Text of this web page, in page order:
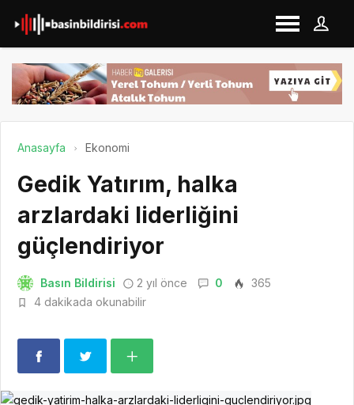
Anasayfa Ekonomi
Gedik Yatırım, halka
arzlardaki liderliğini
güçlendiriyor
Basın Bildirisi 2 yıl önce 0
365
4 dakikada okunabilir